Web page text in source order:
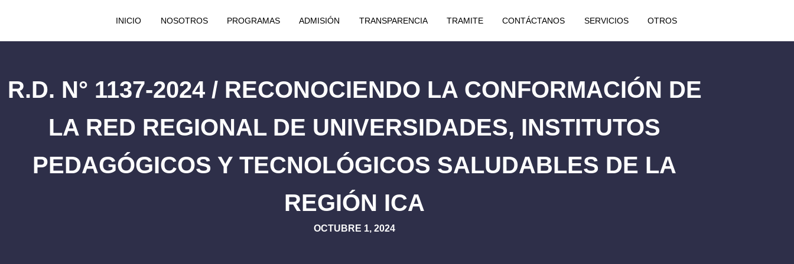
INICIO NOSOTROS PROGRAMAS ADMISIÓN TRANSPARENCIA TRAMITE CONTÁCTANOS SERVICIOS OTROS
R.D. N° 1137-2024 / RECONOCIENDO LA CONFORMACIÓN DE
LA RED REGIONAL DE UNIVERSIDADES, INSTITUTOS
PEDAGÓGICOS Y TECNOLÓGICOS SALUDABLES DE LA
REGIÓN ICA
OCTUBRE 1, 2024